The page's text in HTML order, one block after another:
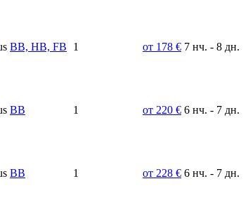
BB, HB, FB 1 от 178 € 7 нч. - 8 дн.
BB 1 от 220 € 6 нч. - 7 дн.
BB 1 от 228 € 6 нч. - 7 дн.